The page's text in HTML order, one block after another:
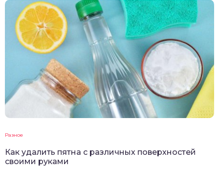
Разное
Как удалить пятна с различных поверхностей
своими руками